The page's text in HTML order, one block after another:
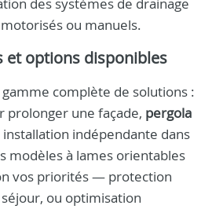
ou manuels.
et options disponibles
complète de solutions :
prolonger une façade, pergola
indépendante dans
modèles à lames orientables
vos priorités — protection
ou optimisation